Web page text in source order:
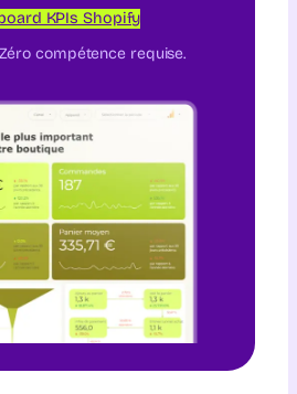
KPIs Shopify
compétence requise.